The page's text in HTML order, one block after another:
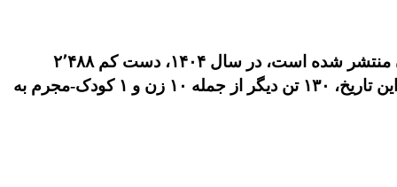
، که توسط واحد آمار، نشر و آثار مجموعه فعالان حقوق بشر در ایران منتشر شده است، در سال ۱۴۰۴، دست کم ۲٬۴۸۸
شهروند از جمله ۶۳ زن و ۲ کودک-مجرم اعدام شدند. از این میزان حکم ۱۳ نفر در ملاعام به اجرا درآمد. همچنین طی این تاریخ، ۱۳۰ تن دیگر از جمله ۱۰ زن و ۱ کودک-مجرم به